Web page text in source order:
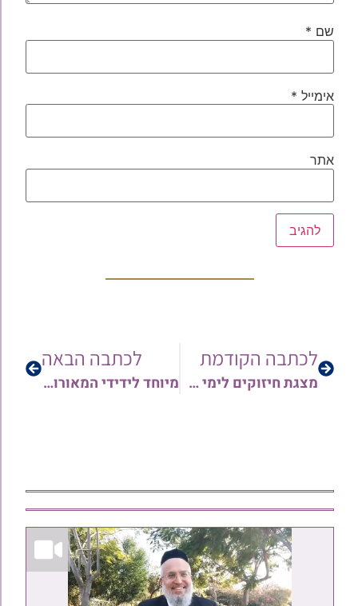
שם *
אימייל *
אתר
לכתבה הקודמת
מצגת חיזוקים לימי הרחמים והסליחות – מאת מרן הגאון הרב שלמה קורח זצ"ל • צפו
לכתבה הבאה
מיוחד לידידי המאורות: ברכת הגאון הרב אברהם עמרני שליט"א לשנה טובה ומבורכת • האזינו